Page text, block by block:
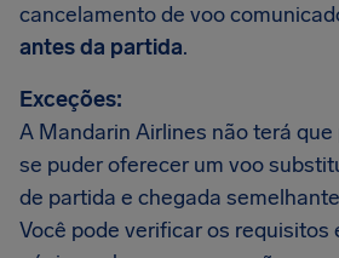
cancelamento de voo
antes da partida.
Exceções:
A Mandarin Airlines não terá
se puder oferecer um voo
de partida e chegada
Você pode verificar os requisitos